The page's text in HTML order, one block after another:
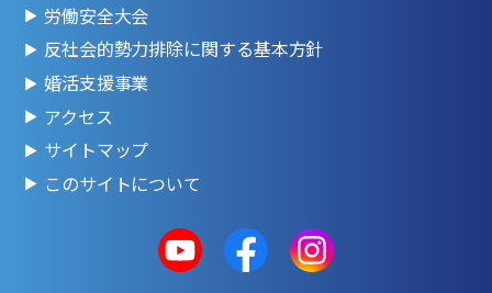
労働安全大会
反社会的勢力排除に関する基本方針
婚活支援事業
アクセス
サイトマップ
このサイトについて